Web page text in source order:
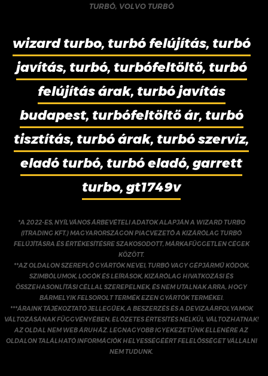
TURBÓ, VOLVO TURBÓ
wizard turbo, turbó felújítás, turbó
javítás, turbó, turbófeltöltő, turbó
felújítás árak, turbó javítás
budapest, turbófeltöltő ár, turbó
tisztítás, turbó árak, turbó szervíz,
eladó turbó, turbó eladó, garrett
turbo, gt1749v
*A 2022-ES, NYÍLVÁNOS ÁRBEVÉTELI ADATOK ALAPJÁN A WIZARD TURBO
(ITRADING KFT.) MAGYARORSZÁGON PIACVEZETŐ A KIZÁRÓLAG TURBÓ
FELÚJÍTÁSRA ÉS ÉRTÉKESÍTÉSRE SZAKOSODOTT, MÁRKAFÜGGETLEN CÉGEK
KÖZÖTT.
**AZ OLDALON SZEREPLŐ GYÁRTÓK NEVEI, TURBÓ VAGY GÉPJÁRMŰ KÓDOK,
SZIMBÓLUMOK, LOGÓK ÉS LEÍRÁSOK, KIZÁRÓLAG HIVATKOZÁSI ÉS
ÖSSZEHASONLÍTÁSI CÉLLAL SZEREPELNEK, ÉS NEM UTALNAK ARRA, HOGY
BÁRMELYIK FELSOROLT TERMÉK EZEN GYÁRTÓK TERMÉKEI.
***ÁRAINK TÁJÉKOZTATÓ JELLEGŰEK, A BESZERZÉS ÉS A DEVIZAÁRFOLYAMOK
VÁLTOZÁSÁNAK FÜGGVÉNYÉBEN, ELŐZETES ÉRTESÍTÉS NÉLKÜL VÁLTOZHATNAK!
AZ OLDAL NEM WEB ÁRUHÁZ. LEGNAGYOBB IGYEKEZETÜNK ELLENÉRE AZ
OLDALON TALÁLHATÓ INFORMÁCIÓK HELYESSÉGÉÉRT FELELŐSSÉGET VÁLLALNI
NEM TUDUNK.